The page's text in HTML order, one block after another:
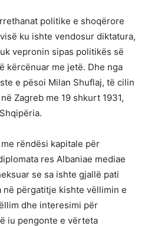
politike e shoqërore
ku ishte vendosur diktatura,
vepronin sipas politikës së
kërcënuar me jetë. Dhe nga
e pësoi Milan Shuflaj, të cilin
Zagreb me 19 shkurt 1931,
rëndësi kapitale për
res Albaniae mediae
se sa ishte gjallë pati
në përgatitje kishte vëllimin e
dhe interesimi për
iu pengonte e vërteta